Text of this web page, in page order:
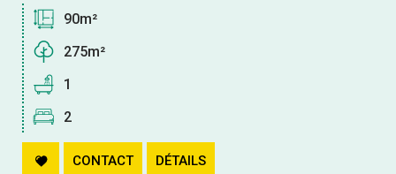
90m²
275m²
1
2
CONTACT DÉTAILS